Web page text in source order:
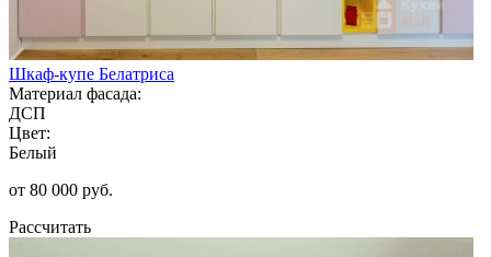
Шкаф-купе Белатриса
Материал фасада:
ДСП
Цвет:
Белый
от 80 000 руб.
Рассчитать